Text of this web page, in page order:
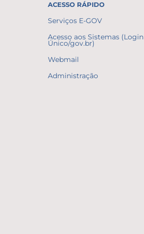
ACESSO RÁPIDO
Serviços E-GOV
Acesso aos Sistemas (Login
Único/gov.br)
Webmail
Administração